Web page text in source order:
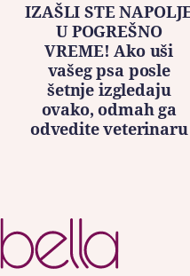
IZAŠLI STE
U POGREŠNO
VREME! Ako uši
vašeg psa posle
šetnje izgledaju
ovako, odmah ga
odvedite veterinaru